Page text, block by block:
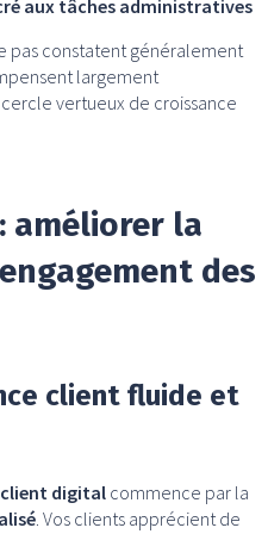
aux tâches administratives
pas constatent généralement
largement
vertueux de croissance
améliorer la
des
client fluide et
client digital commence par la
. Vos clients apprécient de